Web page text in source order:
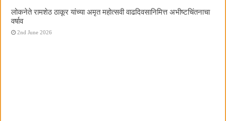
लोकनेते रामशेठ ठाकूर यांच्या अमृत महोत्सवी वाढदिवसानिमित्त अभीष्टचिंतनाचा
वर्षाव
2nd June 2026